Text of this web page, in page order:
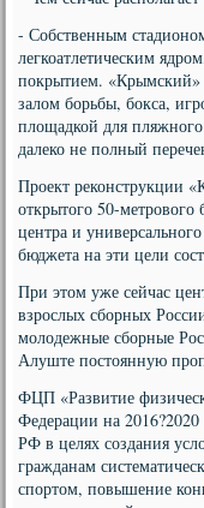
- Собственным
легкоатлетическим
покрытием.
залом борьбы, бокса,
площадкой для
далеко не полный
Проект реконструкции
открытого 50-
центра и
бюджета на эти цели
При этом уже сейчас
взрослых сборных
молодежные сборные
Алуште постоянную
ФЦП «Развитие
Федерации на
РФ в целях создания
гражданам
спортом, повышение